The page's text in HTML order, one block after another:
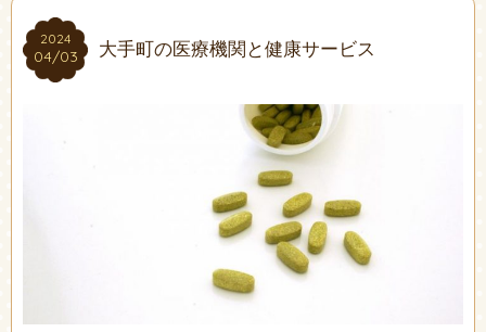
2024
04/03
2024
04/03 大手町の医療機関と健康サービス